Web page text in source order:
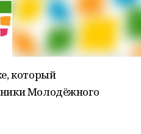
который
Молодёжного